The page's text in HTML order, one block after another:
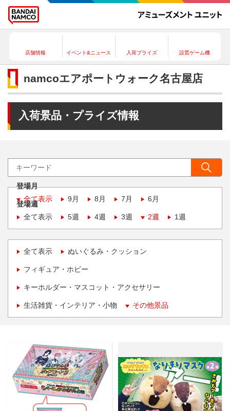
店舗情報 イベント&ニュース 入荷プライズ 設置ゲーム機
namcoエアポートウォーク名古屋店
入荷景品・プライズ情報
登場月
全て表示
9月 8月 7月 6月
登場週
全て表示
5週 4週 3週 2週 1週
全て表示 ぬいぐるみ・クッション
フィギュア・ホビー
キーホルダー・マスコット・アクセサリー
生活雑貨・インテリア・小物 その他景品